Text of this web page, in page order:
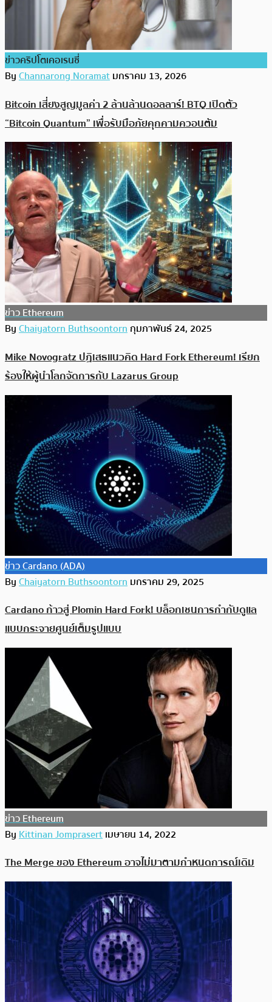
ข่าวคริปโตเคอเรนซี่
ByChannarong Noramatมกราคม 13, 2026
Bitcoin เสี่ยงสูญมูลค่า 2 ล้านล้านดอลลาร์! BTQ เปิดตัว
“Bitcoin Quantum” เพื่อรับมือภัยคุกคามควอนตัม
ข่าว Ethereum
ByChaiyatorn Buthsoontornกุมภาพันธ์ 24, 2025
Mike Novogratz ปฏิเสธแนวคิด Hard Fork Ethereum! เรียก
ร้องให้ผู้นำโลกจัดการกับ Lazarus Group
ข่าว Cardano (ADA)
ByChaiyatorn Buthsoontornมกราคม 29, 2025
Cardano ก้าวสู่ Plomin Hard Fork! บล็อกเชนการกำกับดูแล
แบบกระจายศูนย์เต็มรูปแบบ
ข่าว Ethereum
ByKittinan Jomprasertเมษายน 14, 2022
The Merge ของ Ethereum อาจไม่มาตามกำหนดการณ์เดิม